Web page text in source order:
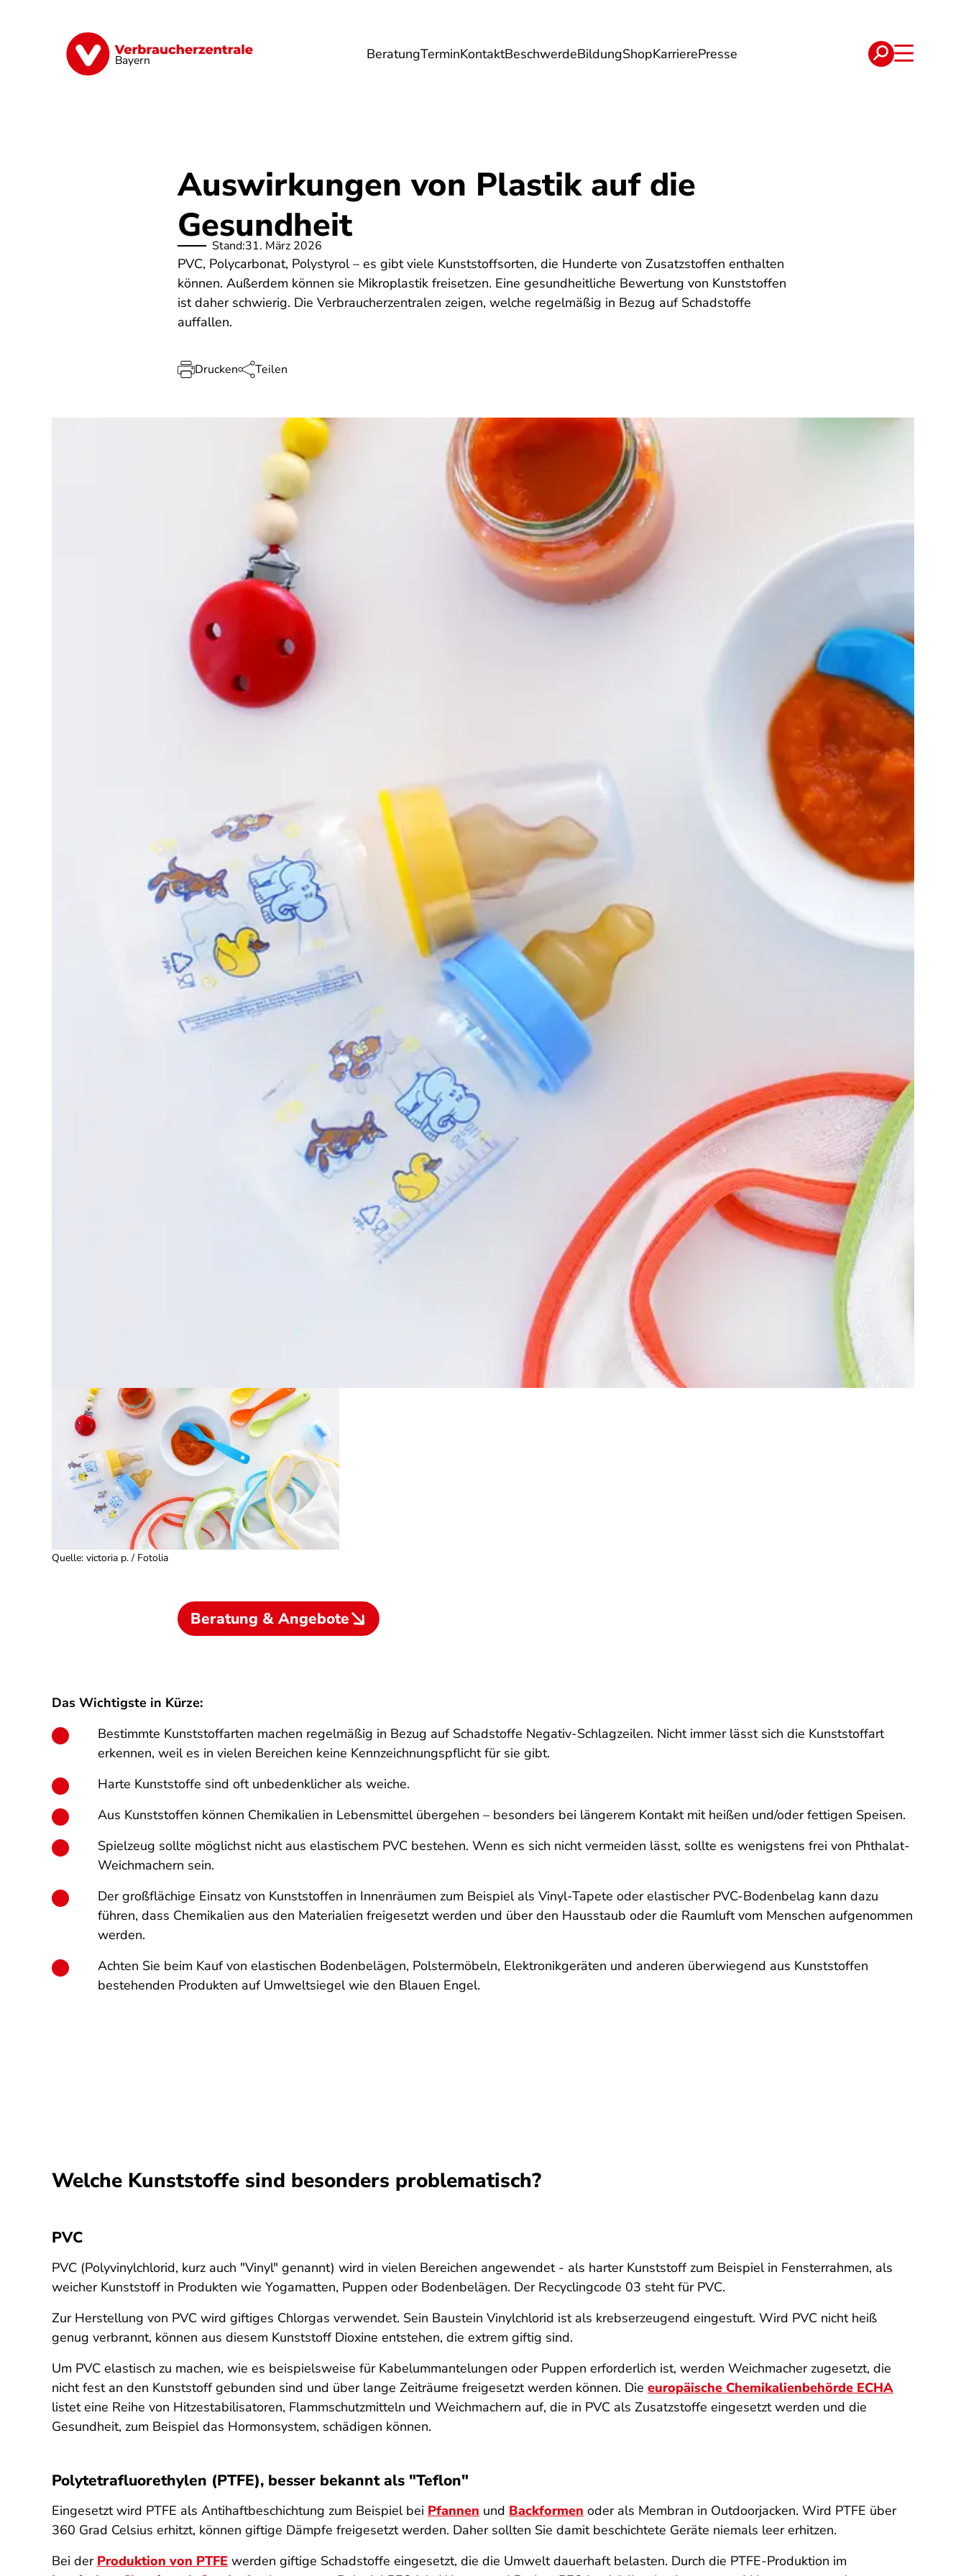
Bayern BeratungTerminKontaktBeschwerdeBildungShopKarrierePresse
Finanzen Digitales Lebensmittel Umwelt Gesundheit Energie Reise Verträge
Auswirkungen von Plastik auf die
Gesundheit
Stand:31. März 2026
PVC, Polycarbonat, Polystyrol – es gibt viele Kunststoffsorten, die Hunderte von Zusatzstoffen enthalten
können. Außerdem können sie Mikroplastik freisetzen. Eine gesundheitliche Bewertung von Kunststoffen
ist daher schwierig. Die Verbraucherzentralen zeigen, welche regelmäßig in Bezug auf Schadstoffe
auffallen.
Drucken Teilen
Quelle: victoria p. / Fotolia
Beratung & Angebote
Das Wichtigste in Kürze:
Bestimmte Kunststoffarten machen regelmäßig in Bezug auf Schadstoffe Negativ-Schlagzeilen. Nicht immer lässt sich die Kunststoffart
erkennen, weil es in vielen Bereichen keine Kennzeichnungspflicht für sie gibt.
Harte Kunststoffe sind oft unbedenklicher als weiche.
Aus Kunststoffen können Chemikalien in Lebensmittel übergehen – besonders bei längerem Kontakt mit heißen und/oder fettigen Speisen.
Spielzeug sollte möglichst nicht aus elastischem PVC bestehen. Wenn es sich nicht vermeiden lässt, sollte es wenigstens frei von Phthalat-
Weichmachern sein.
Der großflächige Einsatz von Kunststoffen in Innenräumen zum Beispiel als Vinyl-Tapete oder elastischer PVC-Bodenbelag kann dazu
führen, dass Chemikalien aus den Materialien freigesetzt werden und über den Hausstaub oder die Raumluft vom Menschen aufgenommen
werden.
Achten Sie beim Kauf von elastischen Bodenbelägen, Polstermöbeln, Elektronikgeräten und anderen überwiegend aus Kunststoffen
bestehenden Produkten auf Umweltsiegel wie den Blauen Engel.
Welche Kunststoffe sind besonders problematisch?
PVC
PVC (Polyvinylchlorid, kurz auch "Vinyl" genannt) wird in vielen Bereichen angewendet - als harter Kunststoff zum Beispiel in Fensterrahmen, als
weicher Kunststoff in Produkten wie Yogamatten, Puppen oder Bodenbelägen. Der Recyclingcode 03 steht für PVC.
Zur Herstellung von PVC wird giftiges Chlorgas verwendet. Sein Baustein Vinylchlorid ist als krebserzeugend eingestuft. Wird PVC nicht heiß
genug verbrannt, können aus diesem Kunststoff Dioxine entstehen, die extrem giftig sind.
Um PVC elastisch zu machen, wie es beispielsweise für Kabelummantelungen oder Puppen erforderlich ist, werden Weichmacher zugesetzt, die
nicht fest an den Kunststoff gebunden sind und über lange Zeiträume freigesetzt werden können. Die europäische Chemikalienbehörde ECHA
listet eine Reihe von Hitzestabilisatoren, Flammschutzmitteln und Weichmachern auf, die in PVC als Zusatzstoffe eingesetzt werden und die
Gesundheit, zum Beispiel das Hormonsystem, schädigen können.
Polytetrafluorethylen (PTFE), besser bekannt als "Teflon"
Eingesetzt wird PTFE als Antihaftbeschichtung zum Beispiel bei Pfannen und Backformen oder als Membran in Outdoorjacken. Wird PTFE über
360 Grad Celsius erhitzt, können giftige Dämpfe freigesetzt werden. Daher sollten Sie damit beschichtete Geräte niemals leer erhitzen.
Bei der Produktion von PTFE werden giftige Schadstoffe eingesetzt, die die Umwelt dauerhaft belasten. Durch die PTFE-Produktion im